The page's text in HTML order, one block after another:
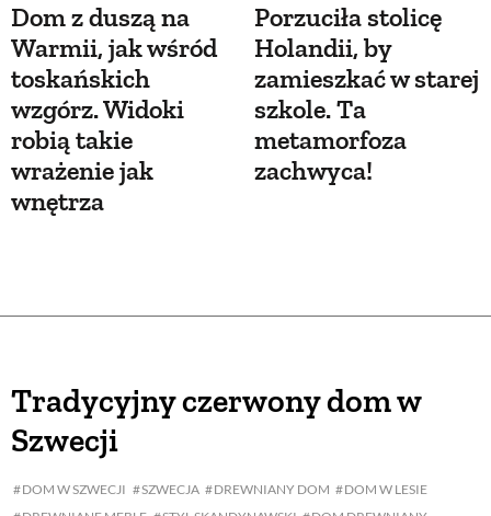
Dom z duszą na
Warmii, jak wśród
toskańskich
wzgórz. Widoki
robią takie
wrażenie jak
wnętrza
Porzuciła stolicę
Holandii, by
zamieszkać w starej
szkole. Ta
metamorfoza
zachwyca!
Tradycyjny czerwony dom w
Szwecji
DOM W SZWECJI SZWECJA DREWNIANY DOM
DOM W LESIE